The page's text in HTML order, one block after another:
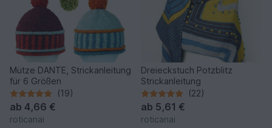
Mütze DANTE, Strickanleitung
für 6 Größen
(19)
ab 4,66 €
roticanai
Dreieckstuch Potzblitz
Strickanleitung
(22)
ab 5,61 €
roticanai